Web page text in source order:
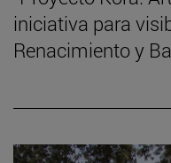
iniciativa para
Renacimiento y